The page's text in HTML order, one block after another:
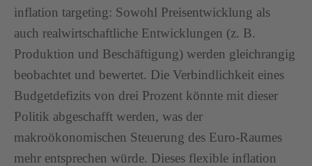
inflation targeting: Sowohl Preisentwicklung als
auch realwirtschaftliche Entwicklungen (z. B.
Produktion und Beschäftigung) werden gleichrangig
beobachtet und bewertet. Die Verbindlichkeit eines
Budgetdefizits von drei Prozent könnte mit dieser
Politik abgeschafft werden, was der
makroökonomischen Steuerung des Euro-Raumes
mehr entsprechen würde. Dieses flexible inflation